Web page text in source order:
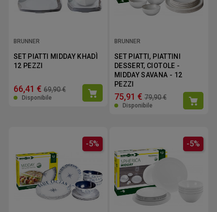
BRUNNER
SET PIATTI MIDDAY KHADÌ
12 PEZZI
66,41 € 69,90 €
Disponibile
BRUNNER
SET PIATTI, PIATTINI
DESSERT, CIOTOLE -
MIDDAY SAVANA - 12
PEZZI
75,91 € 79,90 €
Disponibile
-5% -5%